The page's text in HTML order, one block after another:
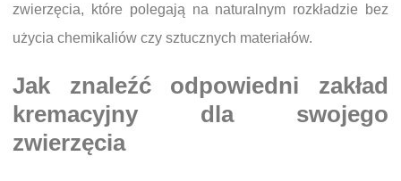
zwierzęcia, które polegają na naturalnym rozkładzie bez
użycia chemikaliów czy sztucznych materiałów.
Jak znaleźć odpowiedni zakład
kremacyjny dla swojego
zwierzęcia